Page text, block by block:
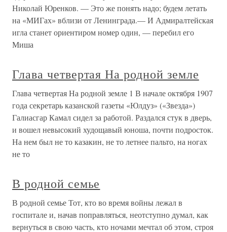
Николай Юренков. — Это же понять надо; будем летать
на «МИГах» вблизи от Ленинграда.— И Адмиралтейская
игла станет ориентиром номер один, — перебил его
Миша
Глава четвертая На родной земле
Глава четвертая На родной земле 1 В начале октября 1907
года секретарь казанской газеты «Юлдуз» («Звезда»)
Галиасгар Камал сидел за работой. Раздался стук в дверь,
и вошел невысокий худощавый юноша, почти подросток.
На нем был не то казакин, не то летнее пальто, на ногах
не то
В родной семье
В родной семье Тот, кто во время войны лежал в
госпитале и, начав поправляться, неотступно думал, как
вернуться в свою часть, кто ночами мечтал об этом, строя